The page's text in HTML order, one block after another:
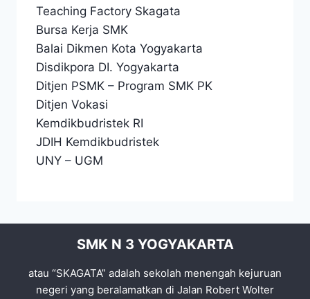
Teaching Factory Skagata
Bursa Kerja SMK
Balai Dikmen Kota Yogyakarta
Disdikpora DI. Yogyakarta
Ditjen PSMK – Program SMK PK
Ditjen Vokasi
Kemdikbudristek RI
JDIH Kemdikbudristek
UNY – UGM
SMK N 3 YOGYAKARTA
atau “SKAGATA” adalah sekolah menengah kejuruan
negeri yang beralamatkan di Jalan Robert Wolter